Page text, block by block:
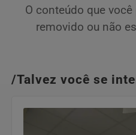
O conteúdo que
removido ou não
/Talvez você se